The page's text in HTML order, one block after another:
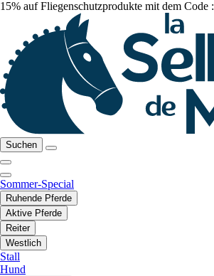
15% auf Fliegenschutzprodukte mit dem Code :
Suchen
Sommer-Special
Ruhende Pferde
Aktive Pferde
Reiter
Westlich
Stall
Hund